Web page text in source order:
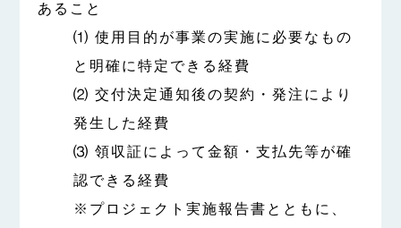
あること
⑴ 使用目的が事業の実施に必要なもの
と明確に特定できる経費
⑵ 交付決定通知後の契約・発注により
発生した経費
⑶ 領収証によって金額・支払先等が確
認できる経費
※プロジェクト実施報告書とともに、